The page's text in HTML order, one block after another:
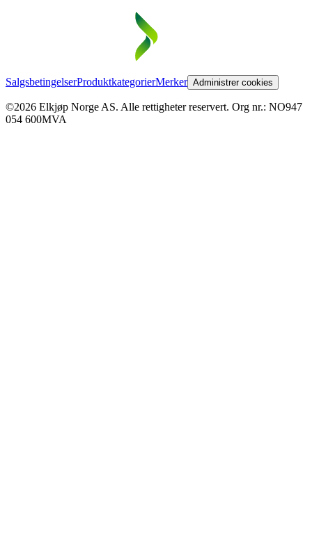
SalgsbetingelserProduktkategorierMerker Administrer cookies
©2026 Elkjøp Norge AS. Alle rettigheter reservert. Org nr.: NO947
054 600MVA